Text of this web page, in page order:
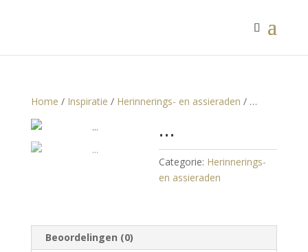
Home / Inspiratie / Herinnerings- en assieraden / …
…
Categorie: Herinnerings-
en assieraden
Beoordelingen (0)